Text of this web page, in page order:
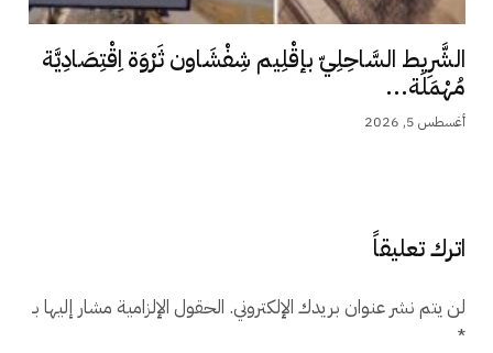
الشَّرِيط السَّاحِلِيّ بإقْلِيم شِفْشَاون ثَرْوَة اِقْتِصَادِيَّة
مُهْمَلَة...
أغسطس 5, 2026
اترك تعليقاً
لن يتم نشر عنوان بريدك الإلكتروني. الحقول الإلزامية مشار إليها بـ
*